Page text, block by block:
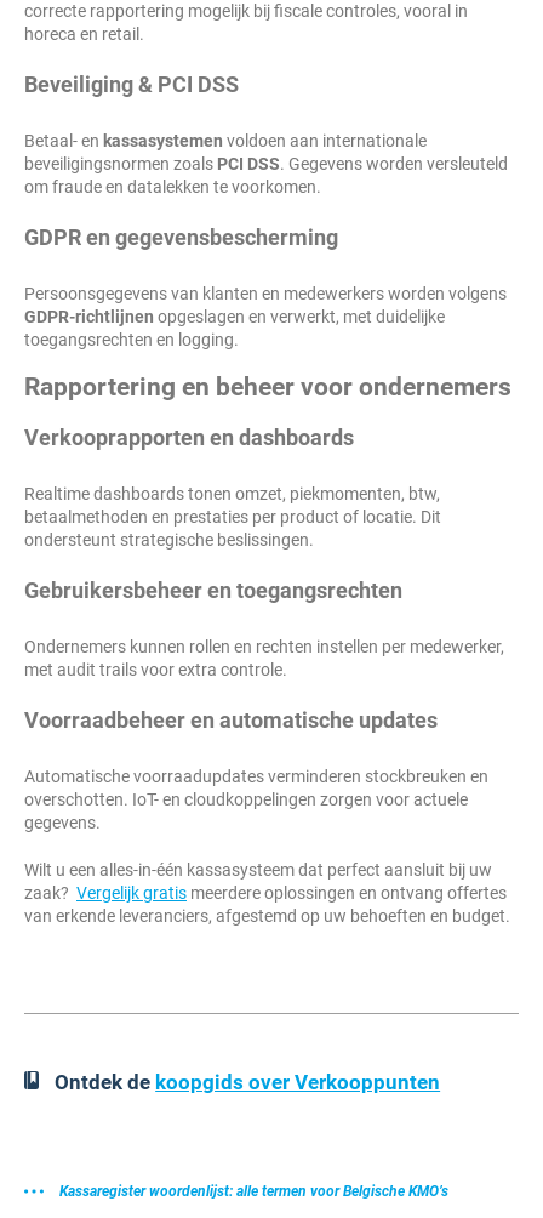
correcte rapportering mogelijk bij fiscale controles, vooral in
horeca en retail.
Beveiliging & PCI DSS
Betaal- en kassasystemen voldoen aan internationale
beveiligingsnormen zoals PCI DSS. Gegevens worden versleuteld
om fraude en datalekken te voorkomen.
GDPR en gegevensbescherming
Persoonsgegevens van klanten en medewerkers worden volgens
GDPR-richtlijnen opgeslagen en verwerkt, met duidelijke
toegangsrechten en logging.
Rapportering en beheer voor ondernemers
Verkooprapporten en dashboards
Realtime dashboards tonen omzet, piekmomenten, btw,
betaalmethoden en prestaties per product of locatie. Dit
ondersteunt strategische beslissingen.
Gebruikersbeheer en toegangsrechten
Ondernemers kunnen rollen en rechten instellen per medewerker,
met audit trails voor extra controle.
Voorraadbeheer en automatische updates
Automatische voorraadupdates verminderen stockbreuken en
overschotten. IoT- en cloudkoppelingen zorgen voor actuele
gegevens.
Wilt u een alles-in-één kassasysteem dat perfect aansluit bij uw
zaak? Vergelijk gratis meerdere oplossingen en ontvang offertes
van erkende leveranciers, afgestemd op uw behoeften en budget.
Ontdek de koopgids over Verkooppunten
Kassaregister woordenlijst: alle termen voor Belgische KMO’s